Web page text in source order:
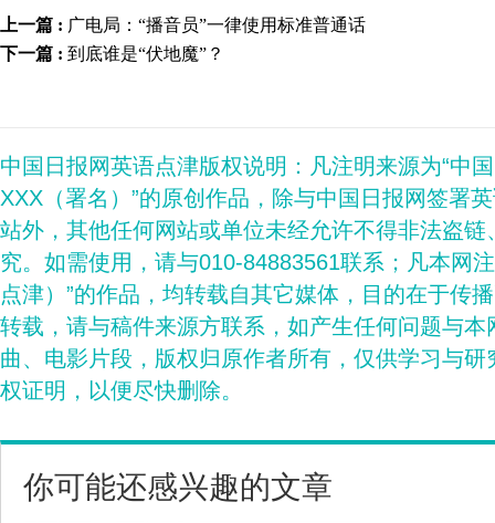
上一篇 : 广电局：“播音员”一律使用标准普通话
下一篇 : 到底谁是“伏地魔”？
中国日报网英语点津版权说明：凡注明来源为“中
XXX（署名）”的原创作品，除与中国日报网签署
站外，其他任何网站或单位未经允许不得非法盗
究。如需使用，请与010-84883561联系；凡本网
点津）”的作品，均转载自其它媒体，目的在于传
转载，请与稿件来源方联系，如产生任何问题与
曲、电影片段，版权归原作者所有，仅供学习与
权证明，以便尽快删除。
你可能还感兴趣的文章